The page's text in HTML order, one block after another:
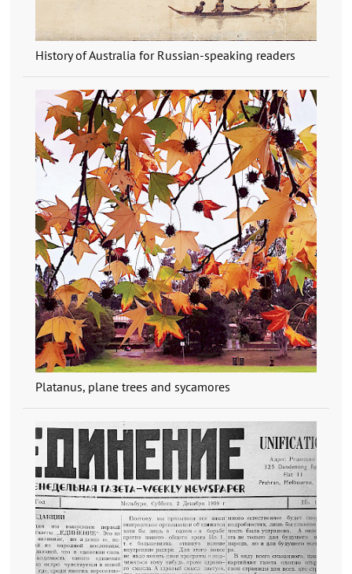
History of Australia for Russian-speaking readers
Platanus, plane trees and sycamores